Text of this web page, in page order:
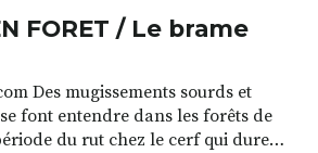
FORET / Le brame
Des mugissements sourds et
font entendre dans les forêts de
du rut chez le cerf qui dure